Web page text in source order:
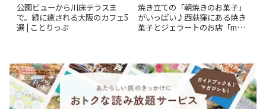
公園ビューから川床テラスま
で。緑に癒される大阪のカフェ5
選 | ことりっぷ
焼き立ての「朝焼きのお菓子」
がいっぱい♪西荻窪にある焼き
菓子とジェラートのお店「mUni